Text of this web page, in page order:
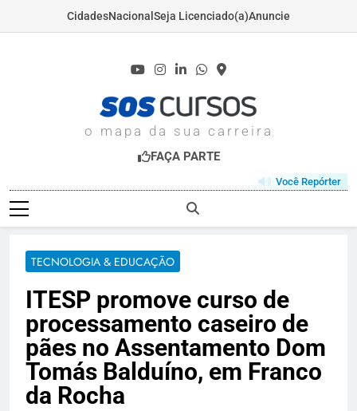
CidadesNacional Seja Licenciado(a)Anuncie
o mapa da sua carreira
FAÇA PARTE
Você Repórter
TECNOLOGIA & EDUCAÇÃO
ITESP promove curso de
processamento caseiro de
pães no Assentamento Dom
Tomás Balduíno, em Franco
da Rocha